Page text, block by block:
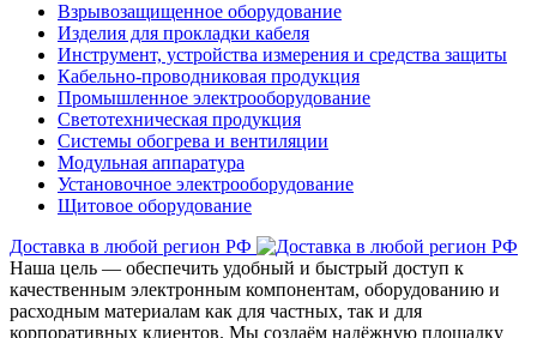
Взрывозащищенное оборудование
Изделия для прокладки кабеля
Инструмент, устройства измерения и средства защиты
Кабельно-проводниковая продукция
Промышленное электрооборудование
Светотехническая продукция
Системы обогрева и вентиляции
Модульная аппаратура
Установочное электрооборудование
Щитовое оборудование
Доставка в любой регион РФ
Наша цель — обеспечить удобный и быстрый доступ к
качественным электронным компонентам, оборудованию и
расходным материалам как для частных, так и для
корпоративных клиентов. Мы создаём надёжную площадку